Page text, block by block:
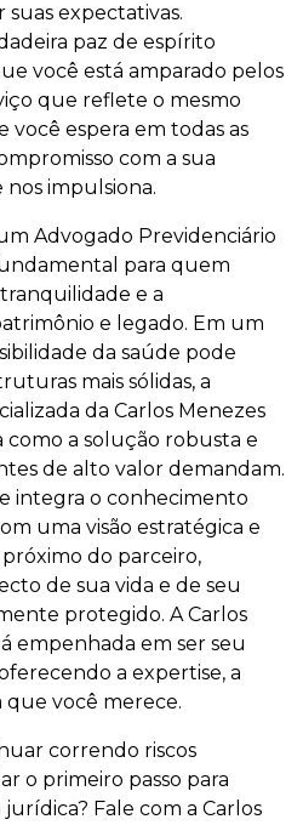
expectativas.
paz de espírito
você está amparado pelos
que reflete o mesmo
espera em todas as
com a sua
impulsiona.
Advogado Previdenciário
para quem
e a
e legado. Em um
da saúde pode
mais sólidas, a
da Carlos Menezes
como a solução robusta e
de alto valor demandam.
integra o conhecimento
uma visão estratégica e
do parceiro,
de sua vida e de seu
protegido. A Carlos
empenhada em ser seu
a expertise, a
que você merece.
correndo riscos
o primeiro passo para
Fale com a Carlos